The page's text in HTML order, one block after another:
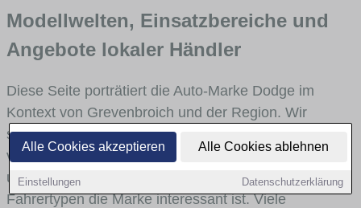
Alle Cookies akzeptieren Alle Cookies ablehnen
Einstellungen Datenschutzerklärung
Modellwelten, Einsatzbereiche und
Angebote lokaler Händler
Diese Seite porträtiert die Auto-Marke Dodge im
Kontext von Grevenbroich und der Region. Wir
skizzieren, in welchen Fahrzeugklassen Dodge stark
vertreten ist, welche Modellreihen häufig im Stadt-
und Umlandverkehr zu sehen sind und für welche
Fahrertypen die Marke interessant ist. Viele